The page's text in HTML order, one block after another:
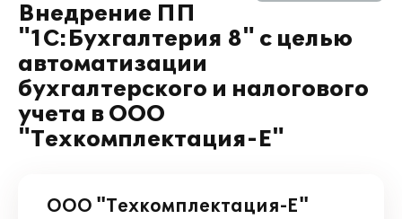
Внедрение ПП
"1С:Бухгалтерия 8" с целью
автоматизации
бухгалтерского и налогового
учета в ООО
"Техкомплектация-Е"
ООО "Техкомплектация-Е"